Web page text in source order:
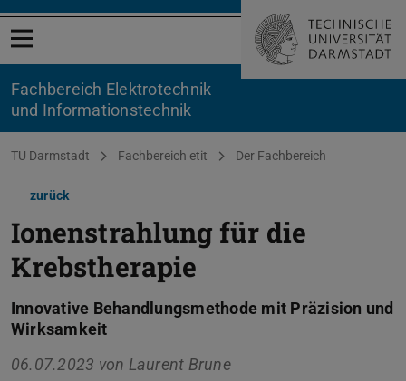
Menü öffnen
Fachbereich Elektrotechnik
und Informationstechnik
Sie befinden sich hier:
TU Darmstadt Fachbereich etit Der Fachbereich
zurück
Ionenstrahlung für die
Krebstherapie
Innovative Behandlungsmethode mit Präzision und
Wirksamkeit
06.07.2023 von Laurent Brune